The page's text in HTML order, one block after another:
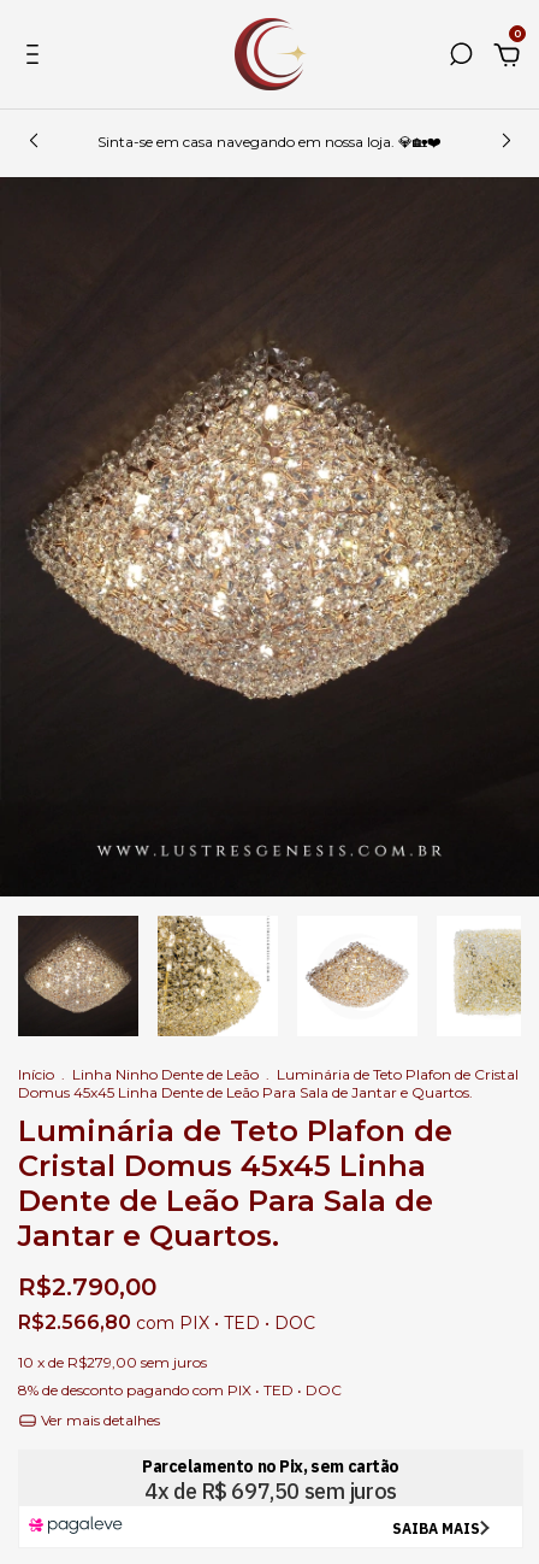
0
Sinta-se em casa navegando em nossa loja. 💎🏡❤️
Início . Linha Ninho Dente de Leão . Luminária de Teto Plafon de Cristal
Domus 45x45 Linha Dente de Leão Para Sala de Jantar e Quartos.
Luminária de Teto Plafon de
Cristal Domus 45x45 Linha
Dente de Leão Para Sala de
Jantar e Quartos.
R$2.790,00
R$2.566,80 com PIX • TED • DOC
10 x de R$279,00 sem juros
8% de desconto pagando com PIX • TED • DOC
Ver mais detalhes